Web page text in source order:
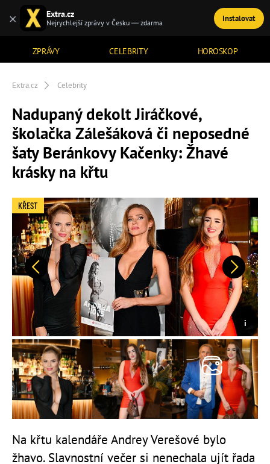
ZPRÁVY CELEBRITY HOROSKOP
TÉMATA
Extra.cz Celebrity
Nadupaný dekolt Jiráčkové,
školačka Zálešáková či neposedné
šaty Beránkovy Kačenky: Žhavé
krásky na křtu
Předchozí Další
KŘEST
Na křtu kalendáře Andrey Verešové bylo
žhavo. Slavnostní večer si nenechala ujít řada
× Extra.cz
Nejrychlejší zprávy v Česku — zdarma Instalovat